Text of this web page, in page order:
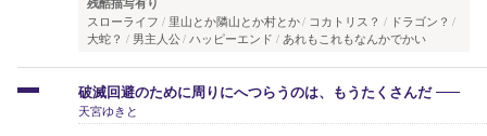
スローライフ 里山とか隣山とか村とか コカトリス？
ドラゴン？
大蛇？
男主人公 ハッピーエンド あれもこれもなんかでかい
破滅回避のために周りにへつらうのは、もうたくさんだ
天宮ゆきと